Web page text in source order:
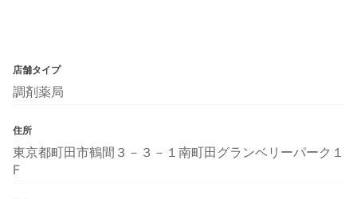
店舗タイプ
調剤薬局
住所
東京都町田市鶴間３－３－１南町田グランベリーパーク１
F